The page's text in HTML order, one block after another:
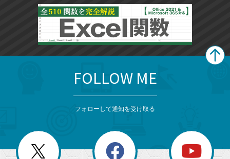
じ
閉
ー
FOLLOW ME
フォローして通知を受け取る